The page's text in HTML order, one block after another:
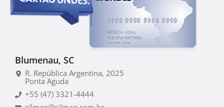
Blumenau, SC
R. República Argentina, 2025
Ponta Aguda
+55 (47) 3321-4444